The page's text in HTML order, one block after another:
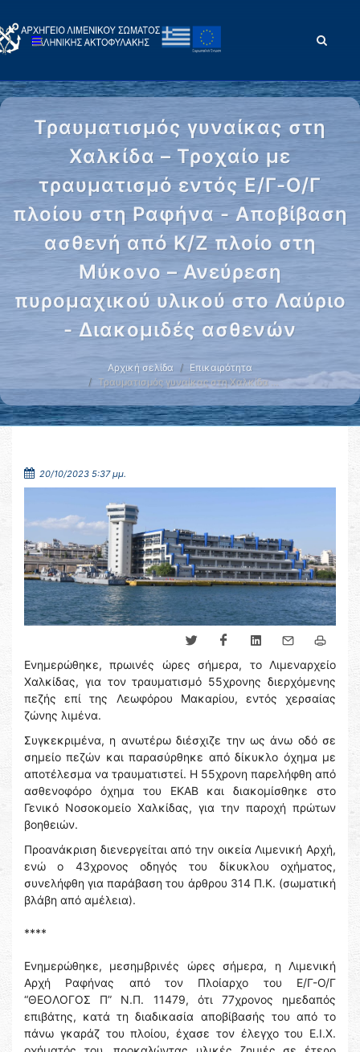
Τραυματισμός γυναίκας στη
Χαλκίδα – Τροχαίο με
τραυματισμό εντός Ε/Γ-Ο/Γ
πλοίου στη Ραφήνα - Αποβίβαση
ασθενή από Κ/Ζ πλοίο στη
Μύκονο – Ανεύρεση
πυρομαχικού υλικού στο Λαύριο
- Διακομιδές ασθενών
Αρχική σελίδα
Επικαιρότητα
Τραυματισμός γυναίκας στη Χαλκίδα …
20/10/2023 5:37 μμ.
Ενημερώθηκε, πρωινές ώρες σήμερα, το Λιμεναρχείο
Χαλκίδας, για τον τραυματισμό 55χρονης διερχόμενης
πεζής επί της Λεωφόρου Μακαρίου, εντός χερσαίας
ζώνης λιμένα.
Συγκεκριμένα, η ανωτέρω διέσχιζε την ως άνω οδό σε
σημείο πεζών και παρασύρθηκε από δίκυκλο όχημα με
αποτέλεσμα να τραυματιστεί. Η 55χρονη παρελήφθη από
ασθενοφόρο όχημα του ΕΚΑΒ και διακομίσθηκε στο
Γενικό Νοσοκομείο Χαλκίδας, για την παροχή πρώτων
βοηθειών.
Προανάκριση διενεργείται από την οικεία Λιμενική Αρχή,
ενώ ο 43χρονος οδηγός του δίκυκλου οχήματος,
συνελήφθη για παράβαση του άρθρου 314 Π.Κ. (σωματική
βλάβη από αμέλεια).
****
Ενημερώθηκε, μεσημβρινές ώρες σήμερα, η Λιμενική
Αρχή Ραφήνας από τον Πλοίαρχο του Ε/Γ-Ο/Γ
“ΘΕΟΛΟΓΟΣ Π” Ν.Π. 11479, ότι 77χρονος ημεδαπός
επιβάτης, κατά τη διαδικασία αποβίβασής του από το
πάνω γκαράζ του πλοίου, έχασε τον έλεγχο του Ε.Ι.Χ.